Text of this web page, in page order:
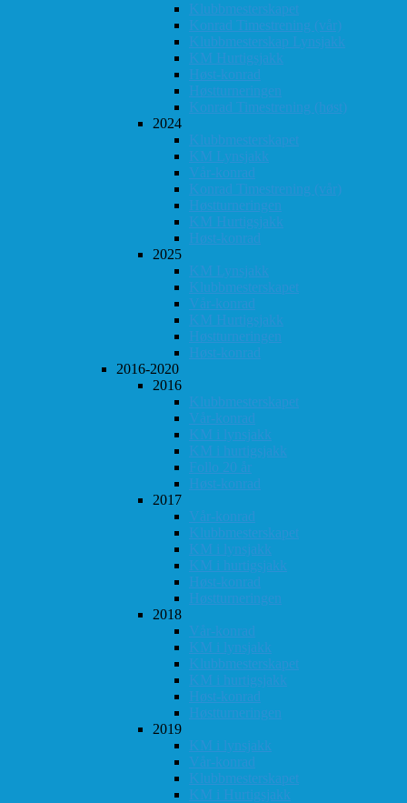
Klubbmesterskapet
Konrad Timestrening (vår)
Klubbmesterskap Lynsjakk
KM Hurtigsjakk
Høst-konrad
Høstturneringen
Konrad Timestrening (høst)
2024
Klubbmesterskapet
KM Lynsjakk
Vår-konrad
Konrad Timestrening (vår)
Høstturneringen
KM Hurtigsjakk
Høst-konrad
2025
KM Lynsjakk
Klubbmesterskapet
Vår-konrad
KM Hurtigsjakk
Høstturneringen
Høst-konrad
2016-2020
2016
Klubbmesterskapet
Vår-konrad
KM i lynsjakk
KM i hurtigsjakk
Follo 20 år
Høst-konrad
2017
Vår-konrad
Klubbmesterskapet
KM i lynsjakk
KM i hurtigsjakk
Høst-konrad
Høstturneringen
2018
Vår-konrad
KM i lynsjakk
Klubbmesterskapet
KM i hurtigsjakk
Høst-konrad
Høstturneringen
2019
KM i lynsjakk
Vår-konrad
Klubbmesterskapet
KM i Hurtigsjakk